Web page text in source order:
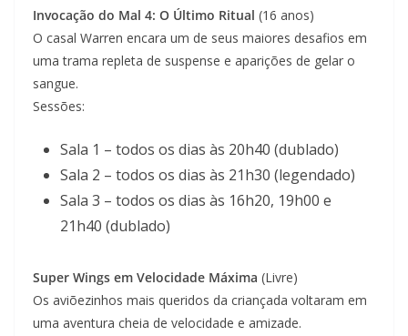
Invocação do Mal 4: O Último Ritual (16 anos)
O casal Warren encara um de seus maiores desafios em
uma trama repleta de suspense e aparições de gelar o
sangue.
Sessões:
Sala 1 – todos os dias às 20h40 (dublado)
Sala 2 – todos os dias às 21h30 (legendado)
Sala 3 – todos os dias às 16h20, 19h00 e
21h40 (dublado)
Super Wings em Velocidade Máxima (Livre)
Os aviõezinhos mais queridos da criançada voltaram em
uma aventura cheia de velocidade e amizade.